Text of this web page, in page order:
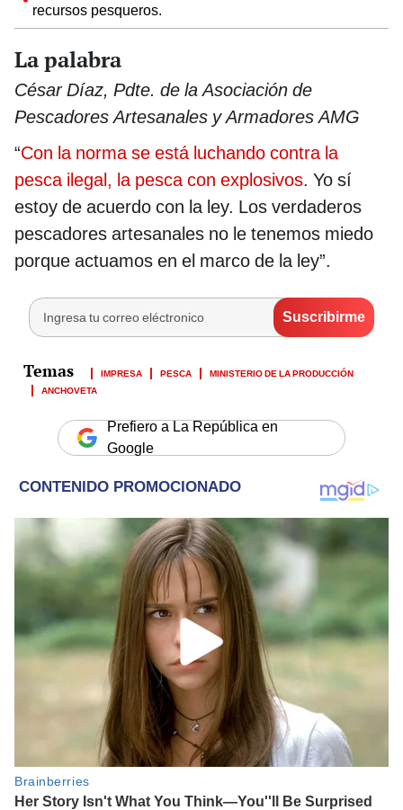
recursos pesqueros.
La palabra
César Díaz, Pdte. de la Asociación de
Pescadores Artesanales y Armadores AMG
“Con la norma se está luchando contra la
pesca ilegal, la pesca con explosivos. Yo sí
estoy de acuerdo con la ley. Los verdaderos
pescadores artesanales no le tenemos miedo
porque actuamos en el marco de la ley”.
IMPRESA PESCA
MINISTERIO DE LA PRODUCCIÓN
ANCHOVETA
Prefiero a La República en
Google